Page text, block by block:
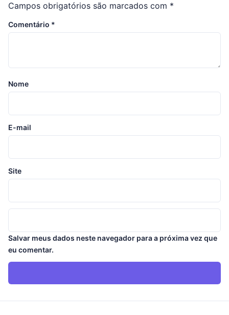
Campos obrigatórios são marcados com *
Comentário *
Nome
E-mail
Site
Salvar meus dados neste navegador para a próxima vez que
eu comentar.